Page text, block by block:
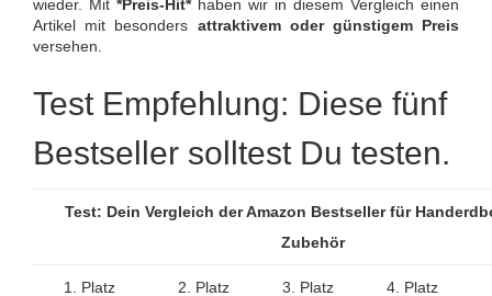
wieder. Mit *Preis-Hit*haben wir in diesem Vergleich einen
Artikel mit besonders attraktivem oder günstigem Preis
versehen.
Test Empfehlung: Diese fünf
Bestseller solltest Du testen.
Test: Dein Vergleich der Amazon Bestseller für
Zubehör
1. Platz 2. Platz 3. Platz 4. Platz